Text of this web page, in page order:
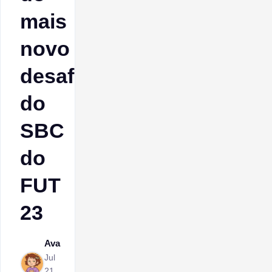
mais
novo
desafio
do
SBC
do
FUT
23
Ava
Jul